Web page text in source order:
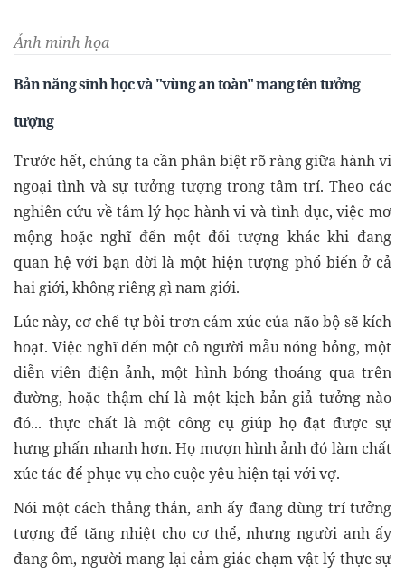
Ảnh minh họa
Bản năng sinh học và "vùng an toàn" mang tên tưởng
tượng
Trước hết, chúng ta cần phân biệt rõ ràng giữa hành vi
ngoại tình và sự tưởng tượng trong tâm trí. Theo các
nghiên cứu về tâm lý học hành vi và tình dục, việc mơ
mộng hoặc nghĩ đến một đối tượng khác khi đang
quan hệ với bạn đời là một hiện tượng phổ biến ở cả
hai giới, không riêng gì nam giới.
Lúc này, cơ chế tự bôi trơn cảm xúc của não bộ sẽ kích
hoạt. Việc nghĩ đến một cô người mẫu nóng bỏng, một
diễn viên điện ảnh, một hình bóng thoáng qua trên
đường, hoặc thậm chí là một kịch bản giả tưởng nào
đó... thực chất là một công cụ giúp họ đạt được sự
hưng phấn nhanh hơn. Họ mượn hình ảnh đó làm chất
xúc tác để phục vụ cho cuộc yêu hiện tại với vợ.
Nói một cách thẳng thắn, anh ấy đang dùng trí tưởng
tượng để tăng nhiệt cho cơ thể, nhưng người anh ấy
đang ôm, người mang lại cảm giác chạm vật lý thực sự